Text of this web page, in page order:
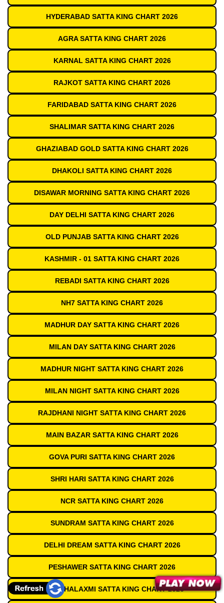
HYDERABAD SATTA KING CHART 2026
AGRA SATTA KING CHART 2026
KARNAL SATTA KING CHART 2026
RAJKOT SATTA KING CHART 2026
FARIDABAD SATTA KING CHART 2026
SHALIMAR SATTA KING CHART 2026
GHAZIABAD GOLD SATTA KING CHART 2026
DHAKOLI SATTA KING CHART 2026
DISAWAR MORNING SATTA KING CHART 2026
DAY DELHI SATTA KING CHART 2026
OLD PUNJAB SATTA KING CHART 2026
KASHMIR - 01 SATTA KING CHART 2026
REBADI SATTA KING CHART 2026
NH7 SATTA KING CHART 2026
MADHUR DAY SATTA KING CHART 2026
MILAN DAY SATTA KING CHART 2026
MADHUR NIGHT SATTA KING CHART 2026
MILAN NIGHT SATTA KING CHART 2026
RAJDHANI NIGHT SATTA KING CHART 2026
MAIN BAZAR SATTA KING CHART 2026
GOVA PURI SATTA KING CHART 2026
SHRI HARI SATTA KING CHART 2026
NCR SATTA KING CHART 2026
SUNDRAM SATTA KING CHART 2026
DELHI DREAM SATTA KING CHART 2026
PESHAWER SATTA KING CHART 2026
JAI MAHALAXMI SATTA KING CHART 2026